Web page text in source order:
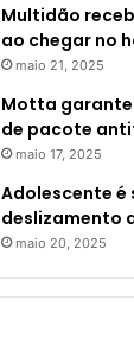
Multidão
ao chegar no
maio 21, 2025
Motta
de pacote
maio 17, 2025
Adolescente é
deslizamento
maio 20, 2025